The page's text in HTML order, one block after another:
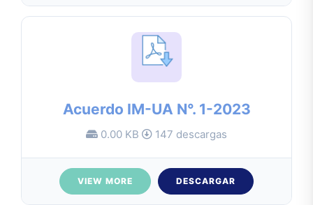
Acuerdo IM-UA N°. 1-2023
0.00 KB 147 descargas
VIEW MORE DESCARGAR